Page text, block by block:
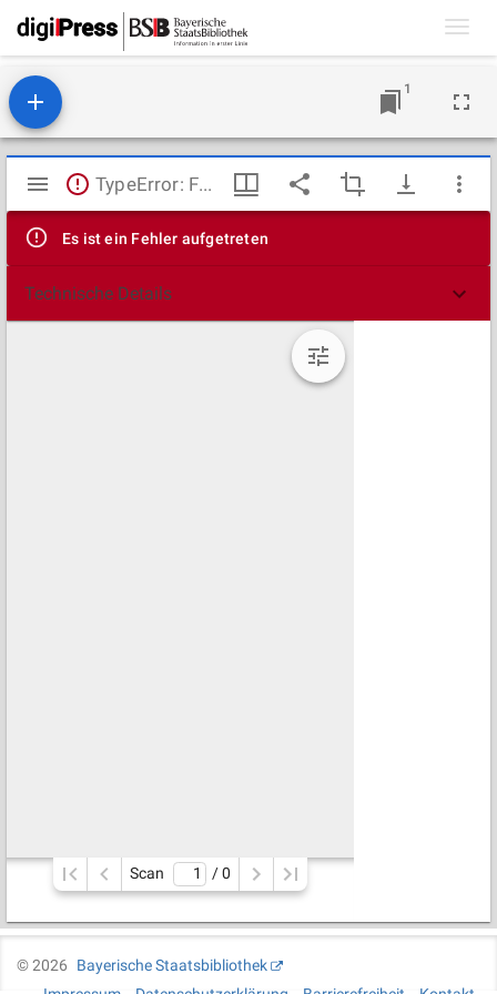
1
Mirador
Viewer
TypeError: Failed to fetch
Es ist ein Fehler aufgetreten
Technische Details
Scan / 0
©2026
Bayerische Staatsbibliothek